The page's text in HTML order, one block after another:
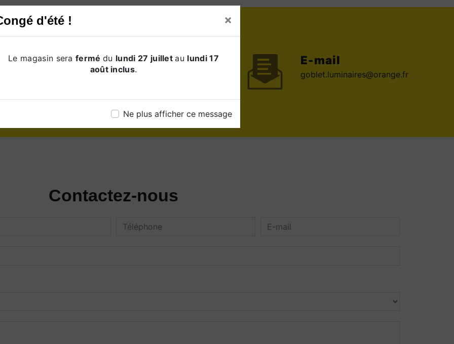
d'été ! ×
Le magasin serafermédu lundi 27 juilletau lundi 17
août inclus.
Ne plus afficher ce message
Téléphone
03 21 95 37 65
E-mail
goblet.luminaires@orange.fr
Contactez-nous